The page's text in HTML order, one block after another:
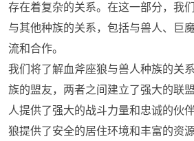
存在着复杂的关系。在这一部分，我
与其他种族的关系，包括与兽人、巨
流和合作。
我们将了解血斧座狼与兽人种族的关
族的盟友，两者之间建立了强大的联
人提供了强大的战斗力量和忠诚的伙
狼提供了安全的居住环境和丰富的资